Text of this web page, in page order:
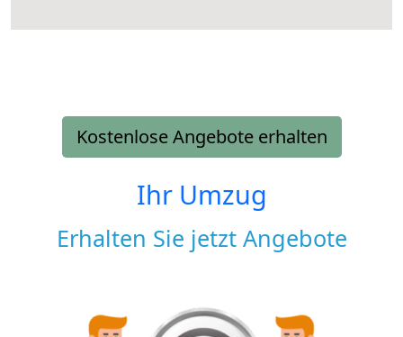
Kostenlose Angebote erhalten
Ihr Umzug
Erhalten Sie jetzt Angebote